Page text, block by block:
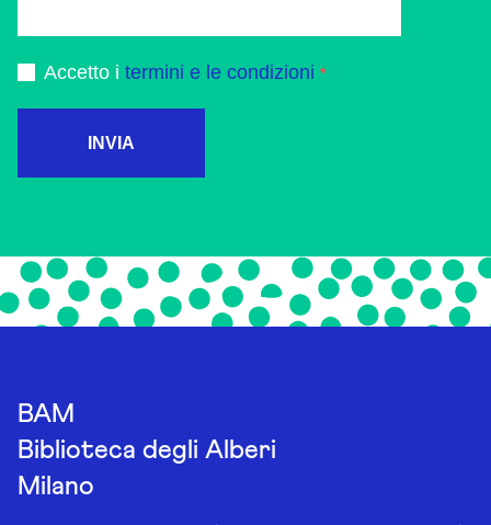
Accetto i termini e le condizioni
INVIA
BAM
Biblioteca degli Alberi
Milano